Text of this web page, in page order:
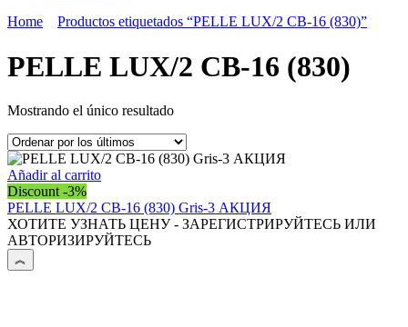
Home
Productos etiquetados “PELLE LUX/2 CB-16 (830)”
PELLE LUX/2 CB-16 (830)
Mostrando el único resultado
Añadir al carrito
Discount -3%
PELLE LUX/2 CB-16 (830) Gris-3 АКЦИЯ
ХОТИТЕ УЗНАТЬ ЦЕНУ - ЗАРЕГИСТРИРУЙТЕСЬ ИЛИ
АВТОРИЗИРУЙТЕСЬ